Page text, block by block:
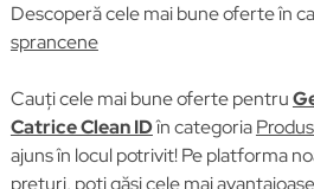
Descoperă cele mai bune oferte în
sprancene
Cauți cele mai bune oferte pentru
Catrice Clean IDîn categoria
ajuns în locul potrivit! Pe platforma
prețuri, poți găsi cele mai